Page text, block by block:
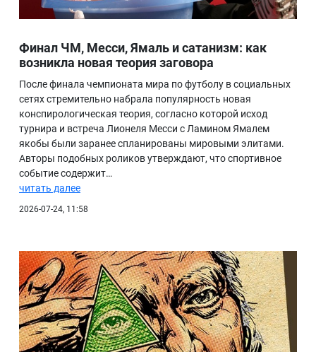
Здоровье
История и археология
Игромания
Неизведанное
Персоны
Практика
БИБЛИОТЕКА
ВИДЕО
ФОТО
Финал ЧМ, Месси, Ямаль и сатанизм: как
возникла новая теория заговора
После финала чемпионата мира по футболу в социальных
сетях стремительно набрала популярность новая
конспирологическая теория, согласно которой исход
турнира и встреча Лионеля Месси с Ламином Ямалем
якобы были заранее спланированы мировыми элитами.
Авторы подобных роликов утверждают, что спортивное
событие содержит…
читать далее
2026-07-24, 11:58